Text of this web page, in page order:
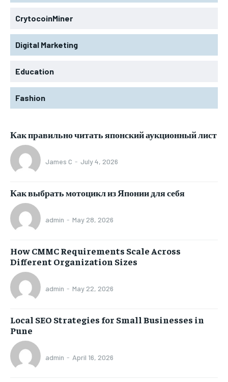
CrytocoinMiner
Digital Marketing
Education
Fashion
Как правильно читать японский аукционный лист
James C - July 4, 2026
Как выбрать мотоцикл из Японии для себя
admin - May 28, 2026
How CMMC Requirements Scale Across
Different Organization Sizes
admin - May 22, 2026
Local SEO Strategies for Small Businesses in
Pune
admin - April 16, 2026